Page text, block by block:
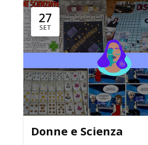
27
SET
Donne e Scienza